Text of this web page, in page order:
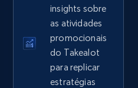
name, Seller rating,
Root category, and
Comece agora
insights sobre
as atividades
promocionais
do Takealot
para replicar
estratégias